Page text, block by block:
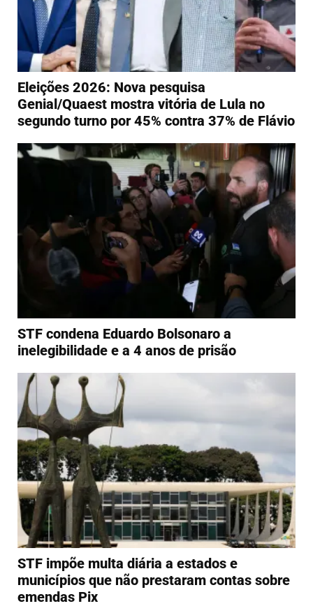
Eleições 2026: Nova pesquisa
Genial/Quaest mostra vitória de Lula no
segundo turno por 45% contra 37% de Flávio
STF condena Eduardo Bolsonaro a
inelegibilidade e a 4 anos de prisão
STF impõe multa diária a estados e
municípios que não prestaram contas sobre
emendas Pix